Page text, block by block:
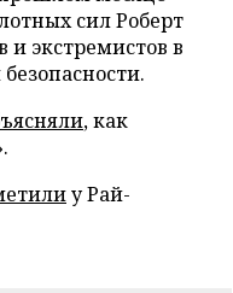
сил Роберт
и экстремистов в
, как
у Рай-